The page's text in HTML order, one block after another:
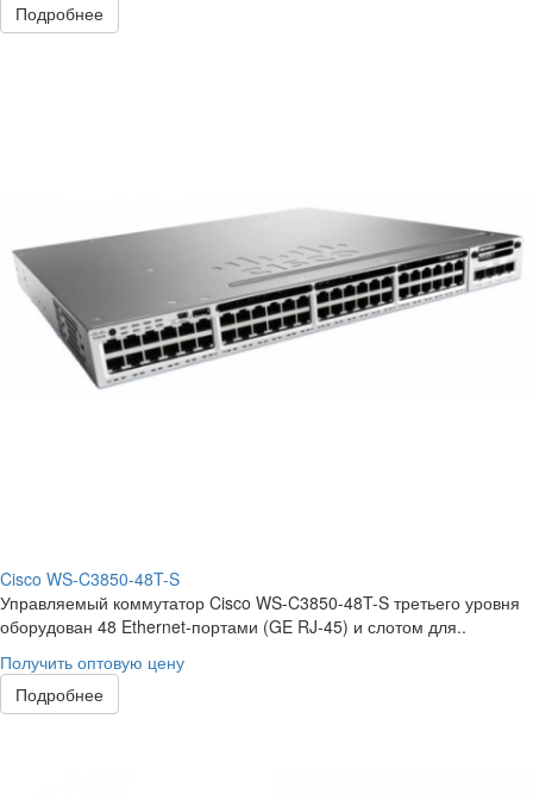
Подробнее
Cisco WS-C3850-48T-S
Управляемый коммутатор Cisco WS-C3850-48T-S третьего уровня
оборудован 48 Ethernet-портами (GE RJ-45) и слотом для..
Получить оптовую цену
Подробнее